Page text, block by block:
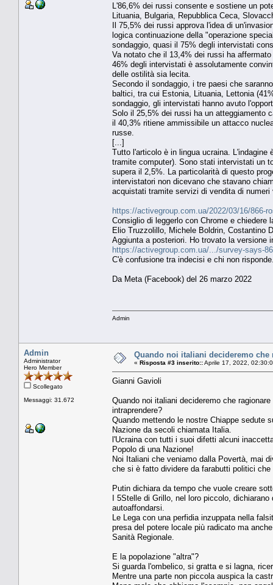
L'86,6% dei russi consente e sostiene un
Lituania, Bulgaria, Repubblica Ceca,
Il 75,5% dei russi approva l'idea di
logica continuazione della "operazione
sondaggio, quasi il 75% degli intervistati
Va notato che il 13,4% dei russi ha
46% degli intervistati è assolutamente
delle ostilità sia lecita.
Secondo il sondaggio, i tre paesi che
baltici, tra cui Estonia, Lituania, Lettonia
sondaggio, gli intervistati hanno avuto
Solo il 25,5% dei russi ha un atteggiamento
il 40,3% ritiene ammissibile un attacco
russe.
[...]
Tutto l'articolo è in lingua ucraina.
tramite computer). Sono stati intervistati un
supera il 2,5%. La particolarità di questo
intervistatori non dicevano che stavano
acquistati tramite servizi di vendita di numeri
https://activegroup.com.ua/2022/03/16/866-
Consiglio di leggerlo con Chrome e chiedere
Elio Truzzolillo, Michele Boldrin, Costantino
Aggiunta a posteriori. Ho trovato la versione
https://activegroup.com.ua/.../survey-says-
C'è confusione tra indecisi e chi non
Da Meta (Facebook) del 26 marzo 2022
Admin
Admin
Administrator
Hero Member
Scollegato
Messaggi: 31.672
Quando noi italiani decideremo che
« Risposta #3 inserito::Aprile 17, 2022,
Gianni Gavioli
Quando noi italiani decideremo che
intraprendere?
Quando mettendo le nostre Chiappe sedute
Nazione da secoli chiamata Italia.
l'Ucraina con tutti i suoi difetti alcuni
Popolo di una Nazione!
Noi Italiani che veniamo dalla Povertà, mai
che si è fatto dividere da farabutti politici
Putin dichiara da tempo che vuole creare
I 5Stelle di Grillo, nel loro piccolo,
autoaffondarsi.
Le Lega con una perfidia inzuppata nella
presa del potere locale più radicato ma
Sanità Regionale.
E la popolazione "altra"?
Si guarda l'ombelico, si gratta e si lagna,
Mentre una parte non piccola auspica la